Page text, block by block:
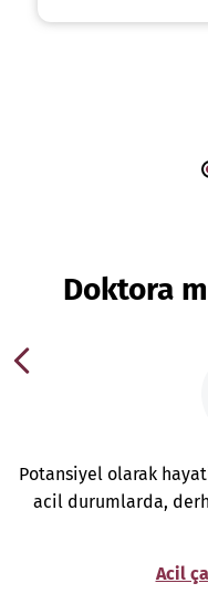
Doktora
Potansiyel olarak
acil durumlarda,
Acil